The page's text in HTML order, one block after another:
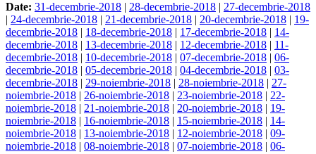
Date: 31-decembrie-2018 | 28-decembrie-2018 | 27-decembrie-2018
| 24-decembrie-2018 | 21-decembrie-2018 | 20-decembrie-2018 | 19-
decembrie-2018 | 18-decembrie-2018 | 17-decembrie-2018 | 14-
decembrie-2018 | 13-decembrie-2018 | 12-decembrie-2018 | 11-
decembrie-2018 | 10-decembrie-2018 | 07-decembrie-2018 | 06-
decembrie-2018 | 05-decembrie-2018 | 04-decembrie-2018 | 03-
decembrie-2018 | 29-noiembrie-2018 | 28-noiembrie-2018 | 27-
noiembrie-2018 | 26-noiembrie-2018 | 23-noiembrie-2018 | 22-
noiembrie-2018 | 21-noiembrie-2018 | 20-noiembrie-2018 | 19-
noiembrie-2018 | 16-noiembrie-2018 | 15-noiembrie-2018 | 14-
noiembrie-2018 | 13-noiembrie-2018 | 12-noiembrie-2018 | 09-
noiembrie-2018 | 08-noiembrie-2018 | 07-noiembrie-2018 | 06-